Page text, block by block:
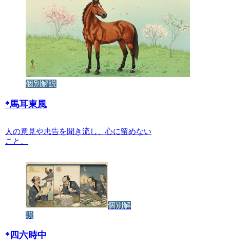
個別解説
*馬耳東風
人の意見や忠告を聞き流し、心に留めない
こと。
個別解
説
* 四六時中